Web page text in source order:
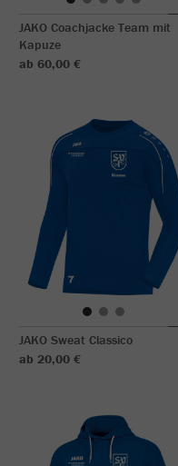
JAKO Coachjacke Team mit
Kapuze
ab 60,00 €
JAKO Sweat Classico
ab 20,00 €